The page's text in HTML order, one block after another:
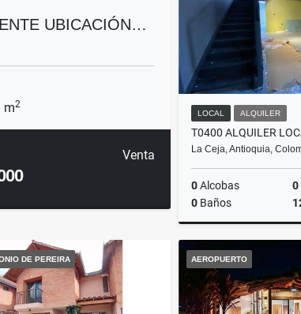
UBICACIÓN…
m2
Venta
LOCAL ALQUILER
La Ceja, Antioquia,
0Alcobas 0
0 Baños
DE PEREIRA AEROPUERTO